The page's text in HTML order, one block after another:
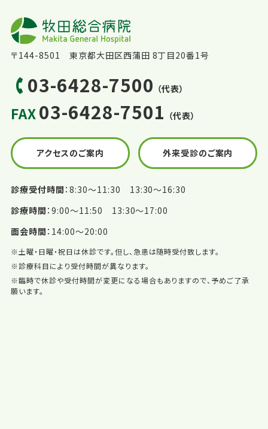
〒144-8501 東京都大田区西蒲田 8丁目20番1号
03-6428-7500 （代表）
FAX03-6428-7501 （代表）
アクセスのご案内 外来受診のご案内
診療受付時間 8:30〜11:30 13:30〜16:30
診療時間 9:00〜11:50 13:30〜17:00
面会時間 14:00〜20:00
※土曜・日曜・祝日は休診です。但し、急患は随時受付致します。
※診療科目により受付時間が異なります。
※臨時で休診や受付時間が変更になる場合もありますので、予めご了承
願います。